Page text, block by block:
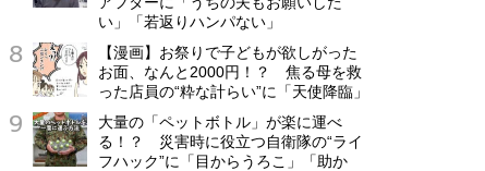
い」「若返りハンパない」
【漫画】お祭りで子どもが欲しがった
お面、なんと2000円！？ 焦る母を救
った店員の“粋な計らい”に「天使降臨」
大量の「ペットボトル」が楽に運べ
る！？ 災害時に役立つ自衛隊の“ライ
フハック”に「目からうろこ」「助か